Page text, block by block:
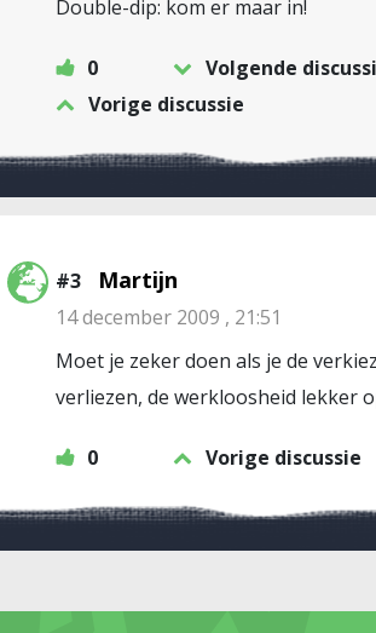
Double-dip: kom er maar in!
0
Volgende
Vorige discussie
#3 Martijn
14 december 2009 , 21:51
Moet je zeker doen als je de
verliezen, de werkloosheid lekker
0 Vorige discussie